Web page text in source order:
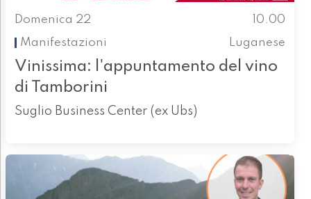
Domenica 22
10.00
Manifestazioni
Luganese
Vinissima: l'appuntamento del vino
di Tamborini
Suglio Business Center (ex Ubs)